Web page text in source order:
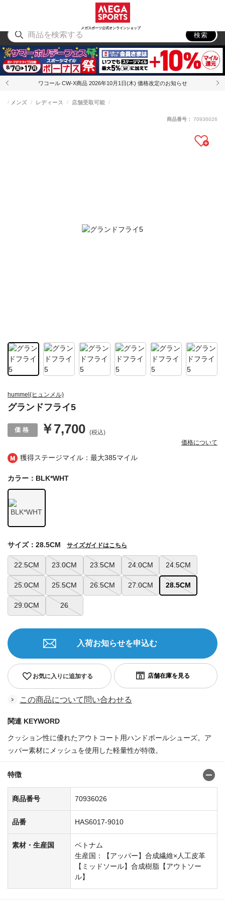
メガスポーツ公式オンラインショップ
アウトドア
検索
ワコール CW-X商品 2026年10月1日(木) 価格改定のお知らせ
獲得ステージマイル：最大385マイル
hummel(ヒュンメル)
グランドフライ5
メンズ レディース 店舗受取可能
￥7,700 (税込)
価格について
商品番号： 70936026
カラー：BLK*WHT
22.5CM 23.0CM 23.5CM 24.0CM 24.5CM
25.0CM 25.5CM 26.5CM 27.0CM 28.5CM
29.0CM 26
サイズ：28.5CM サイズガイドはこちら
お気に入りに追加する
入荷お知らせを申込む
この商品について問い合わせる
関連 KEYWORD
クッション性に優れたアウトコート用ハンドボールシューズ。ア
ッパー素材にメッシュを使用した軽量性が特徴。
特徴
商品番号 70936026
品番 HAS6017-9010
素材・生産国
ベトナム
生産国：【アッパー】合成繊維×人工皮革
【ミッドソール】合成樹脂【アウトソー
ル】